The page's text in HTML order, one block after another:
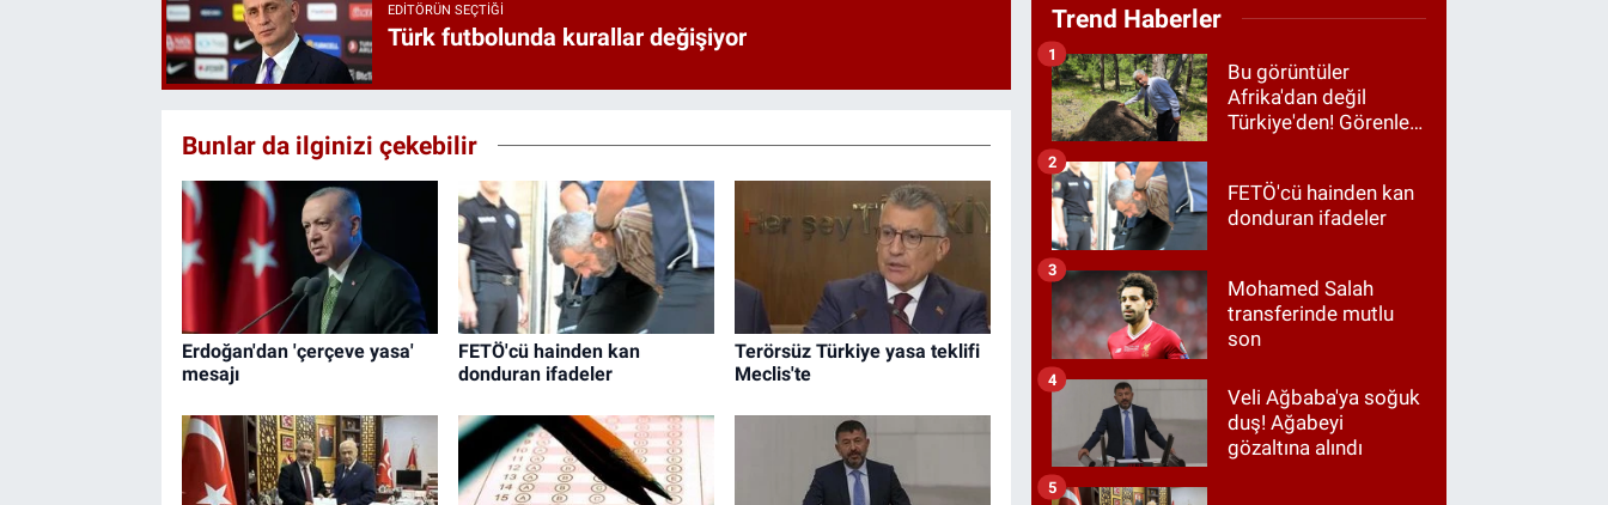
EDITÖRÜN SEÇTIĞI
Türk futbolunda kurallar değişiyor
Bunlar da ilginizi çekebilir
Erdoğan'dan 'çerçeve yasa'
mesajı
FETÖ'cü hainden kan
donduran ifadeler
Terörsüz Türkiye yasa teklifi
Meclis'te
Trend Haberler
Bu görüntüler
Afrika'dan değil
Türkiye'den! Görenler
1
FETÖ'cü hainden kan
donduran ifadeler
2
Mohamed Salah
transferinde mutlu
son
3
Veli Ağbaba'ya soğuk
duş! Ağabeyi
gözaltına alındı
4
5